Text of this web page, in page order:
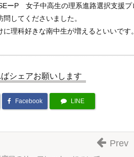
ーP 女子中高生の理系進路選択支援プ
してくださいました。
に理科好きな南中生が増えるといいです。
シェアお願いします
Facebook LINE
Prev